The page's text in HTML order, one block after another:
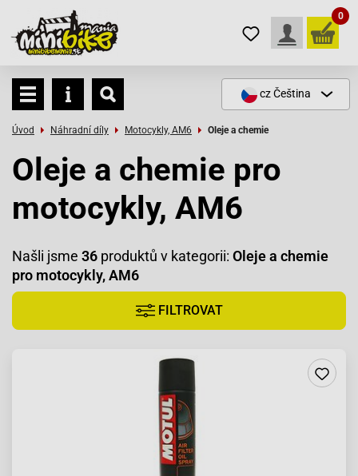
0
czČeština
Úvod Náhradní díly Motocykly, AM6 Oleje a chemie
Oleje a chemie pro
motocykly, AM6
Našli jsme 36 produktů v kategorii: Oleje a chemie
pro motocykly, AM6
FILTROVAT